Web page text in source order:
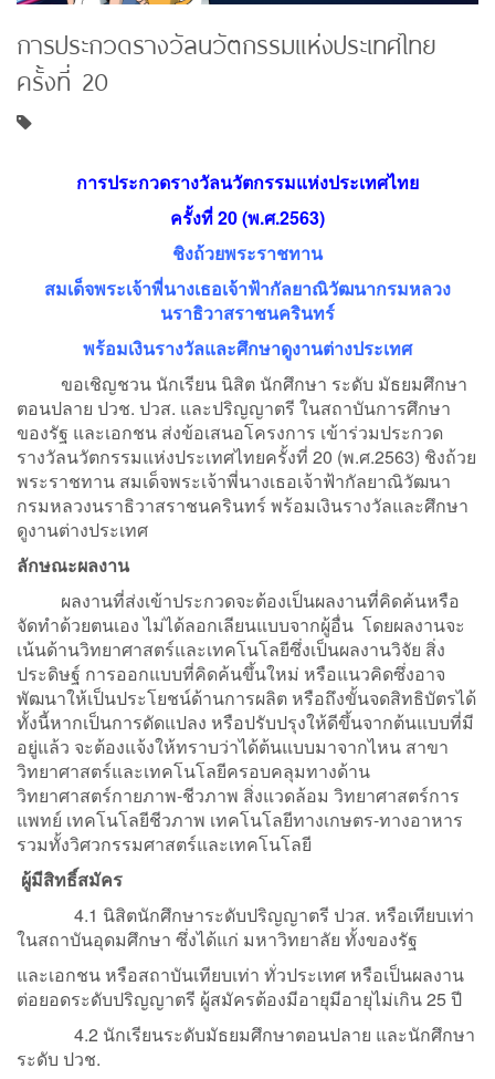
การประกวดรางวัลนวัตกรรมแห่งประเทศไทย
ครั้งที่ 20
การประกวดรางวัลนวัตกรรมแห่งประเทศไทย
ครั้งที่20 (พ.ศ.2563)
ชิงถ้วยพระราชทาน
สมเด็จพระเจ้าพี่นางเธอเจ้าฟ้ากัลยาณิวัฒนากรมหลวง
นราธิวาสราชนครินทร์
พร้อมเงินรางวัลและศึกษาดูงานต่างประเทศ
ขอเชิญชวน นักเรียน นิสิต นักศึกษา ระดับ มัธยมศึกษา
ตอนปลาย ปวช. ปวส. และปริญญาตรี ในสถาบันการศึกษา
ของรัฐ และเอกชน ส่งข้อเสนอโครงการ เข้าร่วมประกวด
รางวัลนวัตกรรมแห่งประเทศไทยครั้งที่ 20 (พ.ศ.2563) ชิงถ้วย
พระราชทาน สมเด็จพระเจ้าพี่นางเธอเจ้าฟ้ากัลยาณิวัฒนา
กรมหลวงนราธิวาสราชนครินทร์ พร้อมเงินรางวัลและศึกษา
ดูงานต่างประเทศ
ลักษณะผลงาน
ผลงานที่ส่งเข้าประกวดจะต้องเป็นผลงานที่คิดค้นหรือ
จัดทำด้วยตนเอง ไม่ได้ลอกเลียนแบบจากผู้อื่น โดยผลงานจะ
เน้นด้านวิทยาศาสตร์และเทคโนโลยีซึ่งเป็นผลงานวิจัย สิ่ง
ประดิษฐ์ การออกแบบที่คิดค้นขึ้นใหม่ หรือแนวคิดซึ่งอาจ
พัฒนาให้เป็นประโยชน์ด้านการผลิต หรือถึงขั้นจดสิทธิบัตรได้
ทั้งนี้หากเป็นการดัดแปลง หรือปรับปรุงให้ดีขึ้นจากต้นแบบที่มี
อยู่แล้ว จะต้องแจ้งให้ทราบว่าได้ต้นแบบมาจากไหน สาขา
วิทยาศาสตร์และเทคโนโลยีครอบคลุมทางด้าน
วิทยาศาสตร์กายภาพ-ชีวภาพ สิ่งแวดล้อม วิทยาศาสตร์การ
แพทย์ เทคโนโลยีชีวภาพ เทคโนโลยีทางเกษตร-ทางอาหาร
รวมทั้งวิศวกรรมศาสตร์และเทคโนโลยี
ผู้มีสิทธิ์สมัคร
4.1 นิสิตนักศึกษาระดับปริญญาตรี ปวส. หรือเทียบเท่า
ในสถาบันอุดมศึกษา ซึ่งได้แก่ มหาวิทยาลัย ทั้งของรัฐ
และเอกชน หรือสถาบันเทียบเท่า ทั่วประเทศ หรือเป็นผลงาน
ต่อยอดระดับปริญญาตรี ผู้สมัครต้องมีอายุมีอายุไม่เกิน 25 ปี
4.2 นักเรียนระดับมัธยมศึกษาตอนปลาย และนักศึกษา
ระดับ ปวช.